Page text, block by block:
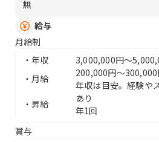
無
給与
月給制
・年収
3,000,000円〜
・月給
200,000円〜300,000
年収は目安。経験や
・昇給
あり
年1回
賞与